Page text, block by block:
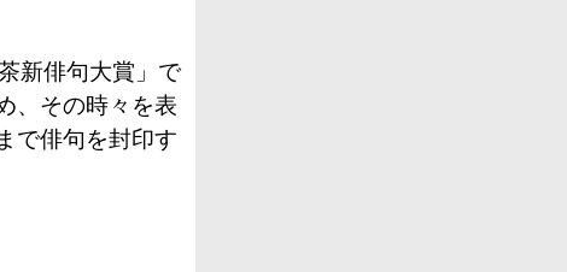
新俳句大賞」で
、その時々を表
で俳句を封印す